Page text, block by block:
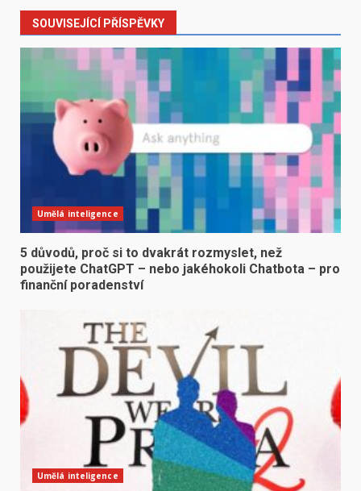
SOUVISEJÍCÍ PŘÍSPĚVKY
Umělá inteligence
5 důvodů, proč si to dvakrát rozmyslet, než
použijete ChatGPT – nebo jakéhokoli Chatbota – pro
finanční poradenství
Umělá inteligence